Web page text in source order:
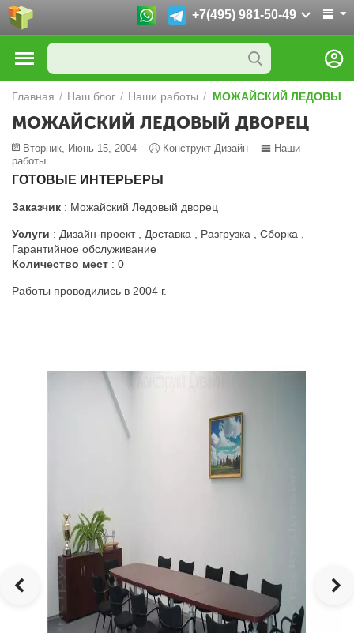
+7(495) 981-50-49
Главная / Наш блог / Наши работы / МОЖАЙСКИЙ ЛЕДОВЫЙ
МОЖАЙСКИЙ ЛЕДОВЫЙ ДВОРЕЦ
Вторник, Июнь 15, 2004 Конструкт Дизайн
Наши
работы
ГОТОВЫЕ ИНТЕРЬЕРЫ
Заказчик : Можайский Ледовый дворец
Услуги : Дизайн-проект , Доставка , Разгрузка , Сборка ,
Гарантийное обслуживание
Количество мест : 0
Работы проводились в 2004 г.